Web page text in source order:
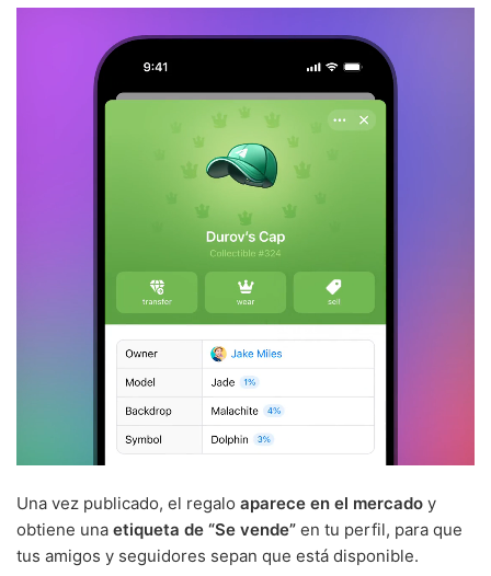
Una vez publicado, el regalo aparece en el mercado y
obtiene una etiqueta de “Se vende” en tu perfil, para que
tus amigos y seguidores sepan que está disponible.